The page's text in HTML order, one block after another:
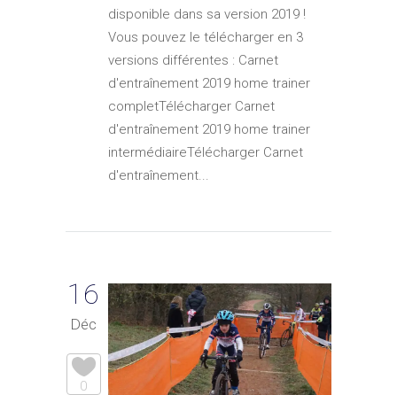
disponible dans sa version 2019 !
Vous pouvez le télécharger en 3
versions différentes : Carnet
d'entraînement 2019 home trainer
completTélécharger Carnet
d'entraînement 2019 home trainer
intermédiaireTélécharger Carnet
d'entraînement...
16
Déc
0